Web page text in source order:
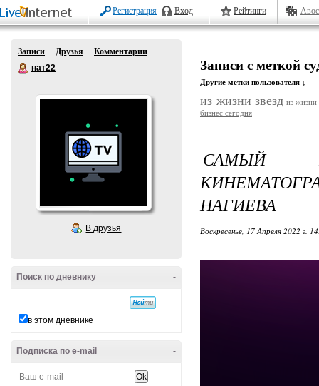
Регистрация Вход Рейтинги
Записи Друзья
Комментарии
нат22
В друзья
-
Поиск по дневнику
в этом дневнике
-
Подписка по e-mail
Записи с меткой
Другие метки пользователя ↓
из жизни звезд из жизни
бизнес сегодня
САМЫЙ
НАГИЕВА
Воскресенье, 17 Апреля 2022 г.